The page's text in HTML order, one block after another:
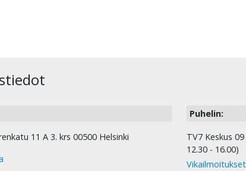
11 A 3. krs 00500 Helsinki
Puhelin:
TV7 Keskus
12.30 - 16.00)
Vikailmoitukset